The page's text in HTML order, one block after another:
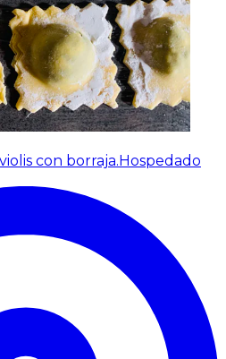
con borraja. Hospedado